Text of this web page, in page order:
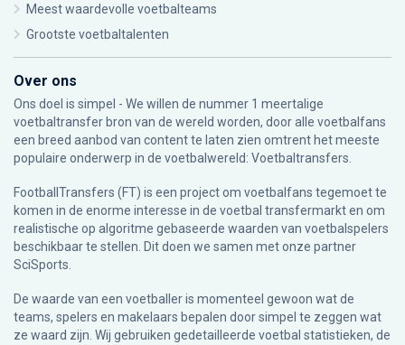
Meest waardevolle voetbalteams
Grootste voetbaltalenten
Over ons
Ons doel is simpel - We willen de nummer 1 meertalige
voetbaltransfer bron van de wereld worden, door alle voetbalfans
een breed aanbod van content te laten zien omtrent het meeste
populaire onderwerp in de voetbalwereld: Voetbaltransfers.
FootballTransfers (FT) is een project om voetbalfans tegemoet te
komen in de enorme interesse in de voetbal transfermarkt en om
realistische op algoritme gebaseerde waarden van voetbalspelers
beschikbaar te stellen. Dit doen we samen met onze partner
SciSports
De waarde van een voetballer is momenteel gewoon wat de
teams, spelers en makelaars bepalen door simpel te zeggen wat
ze waard zijn. Wij gebruiken gedetailleerde voetbal statistieken, de